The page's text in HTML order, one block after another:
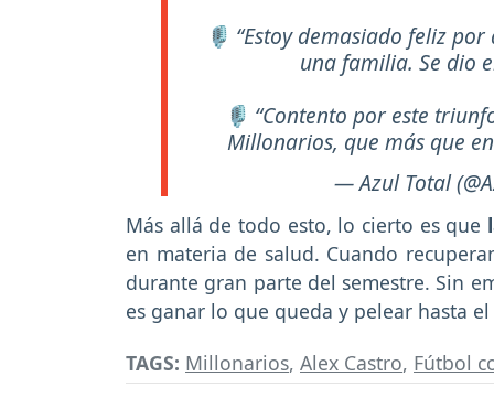
🎙️ “Estoy demasiado feliz
una familia. Se dio
🎙️ “Contento por este
Millonarios, que más que
— Azul Total
Más allá de todo esto, lo cierto es que
en materia de salud. Cuando
durante gran parte del semestre. Sin
es ganar lo que queda y pelear hasta
TAGS: Millonarios, Alex Castro, Fútbol